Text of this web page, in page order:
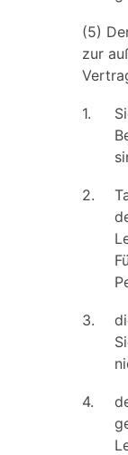
(5)
zur
1.
2.
3.
4.